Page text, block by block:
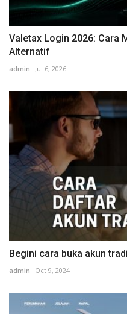
Valetax Login 2026: Cara
Alternatif
admin Jul 6, 2026
Begini cara buka akun
admin Oct 9, 2024